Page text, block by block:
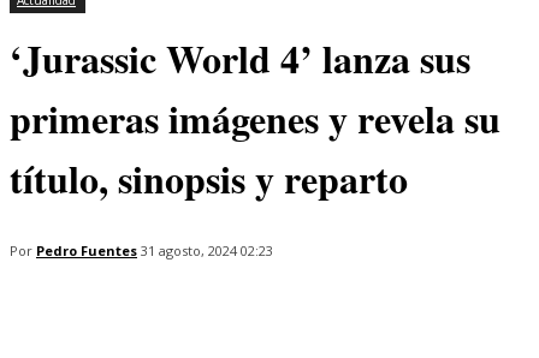
‘Jurassic World 4’ lanza sus
primeras imágenes y revela su
título, sinopsis y reparto
Por Pedro Fuentes 31 agosto, 2024 02:23